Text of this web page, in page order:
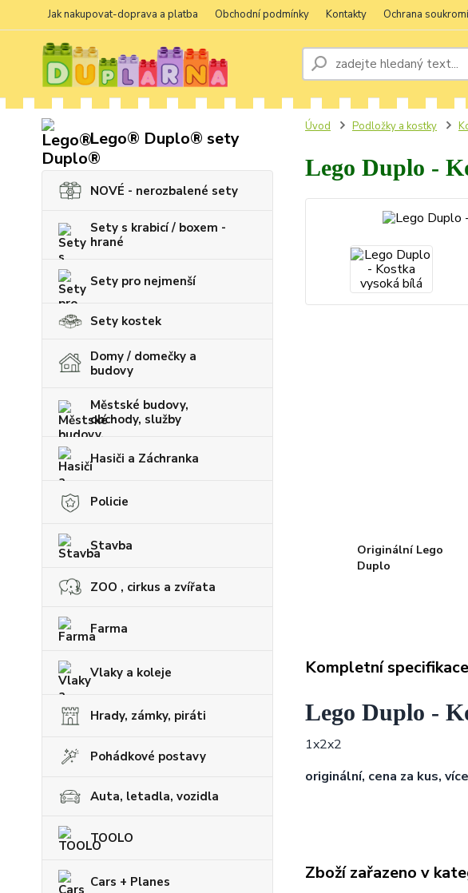
Jak nakupovat-doprava a platba Obchodní podmínky Kontakty Ochrana soukromí
Lego® Duplo® sety
NOVÉ - nerozbalené sety
Sety s krabicí / boxem -
hrané
Sety pro nejmenší
Sety kostek
Domy / domečky a
budovy
Městské budovy,
obchody, služby
Hasiči a Záchranka
Policie
Stavba
ZOO , cirkus a zvířata
Farma
Vlaky a koleje
Hrady, zámky, piráti
Pohádkové postavy
Auta, letadla, vozidla
TOOLO
Cars + Planes
Úvod Podložky a kostky
Lego Duplo -
Originální Lego
Duplo
Kompletní specifikace
Lego Duplo -
1x2x2
originální, cena za kus,
Zboží zařazeno v